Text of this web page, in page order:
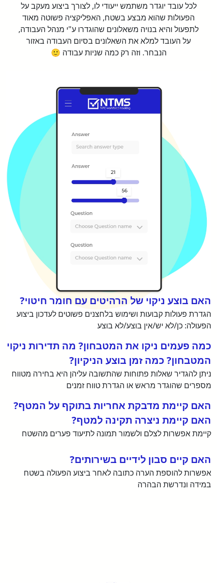
לכל עובד יוגדר משתמש ייעודי לו, לצורך ביצוע מעקב על
הפעולות שהוא מבצע בשטח, האפליקציה פשוטה מאוד
לתפעול והיא בנויה משאלונים שהוגדרו ע"י מנהל העבודה,
על העובד למלא את השאלונים בסיום העבודה באזור
הנבחר. וזה רק כמה שניות עבודה 🙂
האם בוצע ניקוי של הרהיטים עם חומר חיטוי?
הגדרת פעולות קבועות ושימוש בלחצנים פשוטים לעדכון ביצוע
הפעולה: כן/לא יש/אין בוצע/לא בוצע
כמה פעמים ניקו את המטבחון? מה תדירות ניקוי
המטבחון? כמה זמן בוצע הניקיון?
ניתן להגדיר שאלות פתוחות שהתשובה עליהן היא בחירה מטווח
מספרים שהוגדר מראש או הגדרת טווח זמנים
האם קיימת מדבקת אחריות בתוקף על המטף?
האם קיימת ניצרה תקינה למטף?
קיימת אפשרות לצלם ולשמור תמונה לתיעוד פערים מהשטח
האם קיים סבון לידיים בשירותים?
אפשרות להוספת הערה כתובה לאחר ביצוע הפעולה בשטח
במידה ונדרשת הבהרה